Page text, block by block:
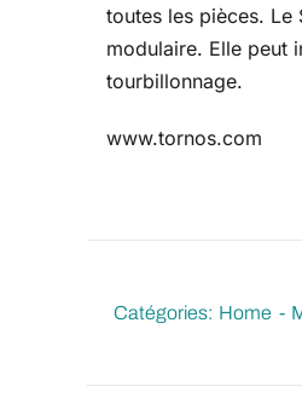
toutes les pièces. Le
modulaire. Elle peut
tourbillonnage.
www.tornos.com
Catégories: Home